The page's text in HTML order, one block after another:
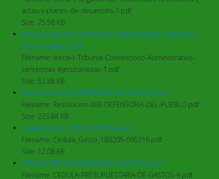
actas-y-planes-de-desarrollo-1.pdf
Size: 75.56 KB
literal-t-Tribunal-Contencioso-Administrativo-sentencias-
ejecutoriadas-1.pdf
Filename: literal-t-Tribunal-Contencioso-Administrativo-
sentencias-ejecutoriadas-1.pdf
Size: 52.88 KB
Resolucion-003-DEFENSORIA-DEL-PUEBLO.pdf
Filename: Resolucion-003-DEFENSORIA-DEL-PUEBLO.pdf
Size: 223.84 KB
Cedula_Gasto_180205-095316.pdf
Filename: Cedula_Gasto_180205-095316.pdf
Size: 12.08 KB
CEDULA-PRESUPUESTARIA-DE-GASTOS-4.pdf
Filename: CEDULA-PRESUPUESTARIA-DE-GASTOS-4.pdf